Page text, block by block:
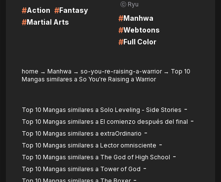
#Action #Fantasy
#Martial Arts
ⓒ Ryu
#Manhwa
#Webtoons
#Full Color
home → Manhwa → so-you-re-raising-a-warrior→ Top 10
Mangas similares a So You're Raising a Warrior
Top 10 Mangas similares a Solo Leveling - Side Stories -
Top 10 Mangas similares a El comienzo después del final -
Top 10 Mangas similares a extraOrdinario -
Top 10 Mangas similares a Lector omnisciente -
Top 10 Mangas similares a The God of High School -
Top 10 Mangas similares a Tower of God -
-